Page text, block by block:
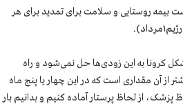
بیمه روستایی و سلامت برای تمدید برای هر
کرونا به این زودی‌ها حل نمی‌شود و راه
از آن مقداری است که در این چهار یا پنج ماه
از لحاظ پرستار آماده کنیم و بدانیم بار